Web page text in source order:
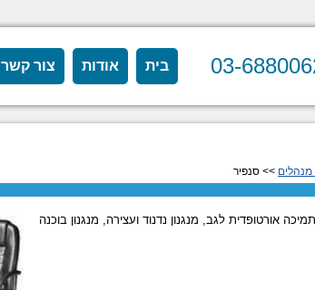
בית אודות צור קשר
>> סנפיר
אורטופדית לגב, מנגנון נדנוד ועצירה, מנגנון בוכנה